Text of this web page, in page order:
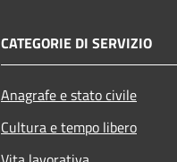
CATEGORIE DI SERVIZIO
Anagrafe e stato civile
Cultura e tempo libero